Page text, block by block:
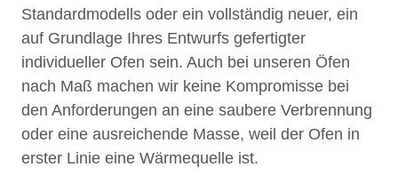
Standardmodells oder ein vollständig neuer, ein
auf Grundlage Ihres Entwurfs gefertigter
individueller Ofen sein. Auch bei unseren Öfen
nach Maß machen wir keine Kompromisse bei
den Anforderungen an eine saubere Verbrennung
oder eine ausreichende Masse, weil der Ofen in
erster Linie eine Wärmequelle ist.